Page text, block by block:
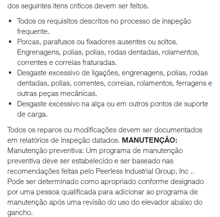
dos seguintes itens críticos devem ser feitos.
Todos os requisitos descritos no processo de inspeção
frequente.
Porcas, parafusos ou fixadores ausentes ou soltos.
Engrenagens, polias, polias, rodas dentadas, rolamentos,
correntes e correias fraturadas.
Desgaste excessivo de ligações, engrenagens, polias, rodas
dentadas, polias, correntes, correias, rolamentos, ferragens e
outras peças mecânicas.
Desgaste excessivo na alça ou em outros pontos de suporte
de carga.
Todos os reparos ou modificações devem ser documentados
em relatórios de inspeção datados. MANUTENÇÃO:
Manutenção preventiva: Um programa de manutenção
preventiva deve ser estabelecido e ser baseado nas
recomendações feitas pelo Peerless Industrial Group, Inc ..
Pode ser determinado como apropriado conforme designado
por uma pessoa qualificada para adicionar ao programa de
manutenção após uma revisão do uso do elevador abaixo do
gancho.